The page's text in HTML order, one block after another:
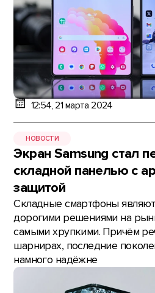
12:54, 21 марта 2024
НОВОСТИ
Экран Samsung стал
складной панелью с
защитой
Складные смартфоны
дорогими решениями на
самыми хрупкими. Причём
шарнирах, последние
намного надёжне